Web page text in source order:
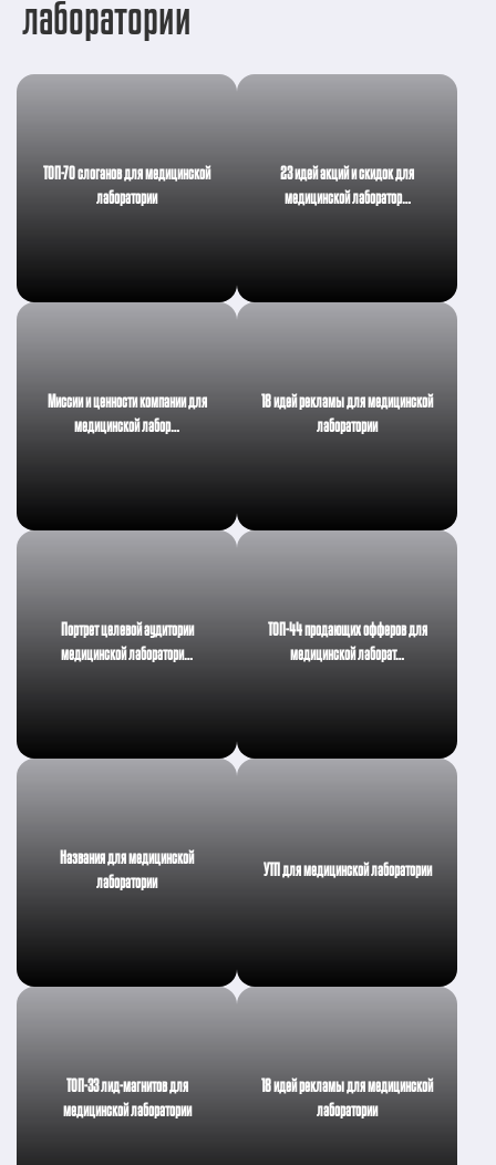
лаборатории
ТОП-70 слоганов для медицинской
лаборатории
23 идей акций и скидок для
медицинской лаборатор…
Миссии и ценности компании для
медицинской лабор…
18 идей рекламы для медицинской
лаборатории
Портрет целевой аудитории
медицинской лаборатори…
ТОП-44 продающих офферов для
медицинской лаборат…
Названия для медицинской
лаборатории
УТП для медицинской лаборатории
ТОП-33 лид-магнитов для
медицинской лаборатории
18 идей рекламы для медицинской
лаборатории